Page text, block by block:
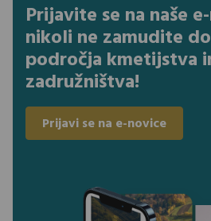
Prijavite se na naše
nikoli ne zamudite
področja kmetijstva
zadružništva!
Prijavi se na e-novice